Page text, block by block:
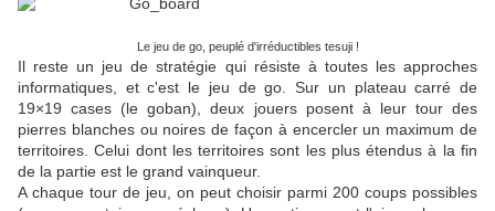
Le jeu de go, peuplé d'irréductibles tesuji !
Il reste un jeu de stratégie qui résiste à toutes les approches
informatiques, et c'est le jeu de go. Sur un plateau carré de
19×19 cases (le goban), deux jouers posent à leur tour des
pierres blanches ou noires de façon à encercler un maximum de
territoires. Celui dont les territoires sont les plus étendus à la fin
de la partie est le grand vainqueur.
A chaque tour de jeu, on peut choisir parmi 200 coups possibles